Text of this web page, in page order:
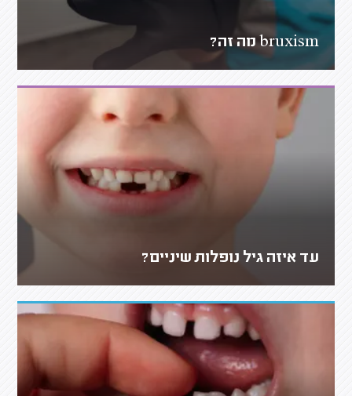
bruxism מה זה?
עד איזה גיל נופלות שיניים?